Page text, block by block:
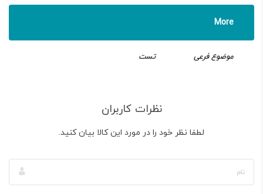
More
موضوع فرعی تست
نظرات کاربران
لطفا نظر خود را در مورد این کالا بیان کنید.